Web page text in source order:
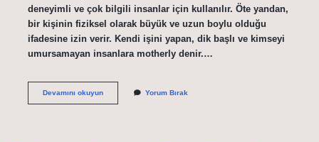
deneyimli ve çok bilgili insanlar için kullanılır. Öte yandan,
bir kişinin fiziksel olarak büyük ve uzun boylu olduğu
ifadesine izin verir. Kendi işini yapan, dik başlı ve kimseyi
umursamayan insanlara motherly denir.…
Devamını okuyunAnaç
Yorum Bırak